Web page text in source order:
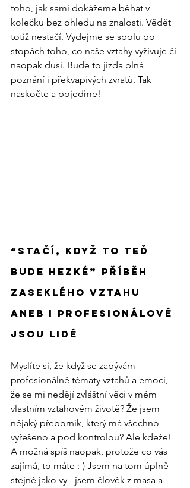
toho, jak sami dokážeme běhat v
kolečku bez ohledu na znalosti. Vědět
totiž nestačí. Vydejme se spolu po
stopách toho, co naše vztahy vyživuje či
naopak dusí. Bude to jízda plná
poznání i překvapivých zvratů. Tak
naskočte a pojeďme!
“Stačí, když to teď
bude hezké” příběh
zaseklého vztahu
aneb i profesionálové
jsou lidé
Myslíte si, že když se zabývám
profesionálně tématy vztahů a emocí,
že se mi nedějí zvláštní věci v mém
vlastním vztahovém životě? Že jsem
nějaký přeborník, který má všechno
vyřešeno a pod kontrolou? Ale kdeže!
A možná spíš naopak, protože co vás
zajímá, to máte :-) Jsem na tom úplně
stejně jako vy - jsem člověk z masa a